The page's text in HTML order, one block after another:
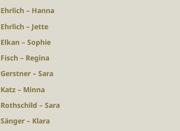
Ehrlich – Hanna
Ehrlich – Jette
Elkan – Sophie
Fisch – Regina
Gerstner – Sara
Katz – Minna
Rothschild – Sara
Sänger – Klara